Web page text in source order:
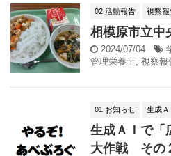
02 活動報告 視察報
相模原市立中
2024/07/04
管理栄養士, 視察報
01 お知らせ 生成Ａ
生成ＡＩで「
大作戦 その